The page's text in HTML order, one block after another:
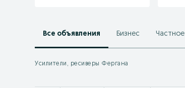
Все объявления Бизнес Частное
Усилители, ресиверы Фергана